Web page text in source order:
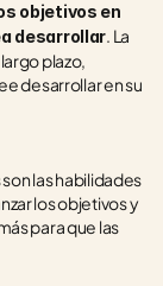
objetivos en
desarrollar. La
plazo,
desarrollar en su
las habilidades
los objetivos y
para que las